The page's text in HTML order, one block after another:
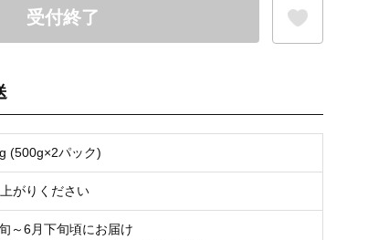
受付終了
(500g×2パック)
がりください
～6月下旬頃にお届け